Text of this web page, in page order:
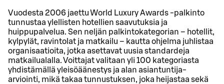
Vuodesta 2006 jaettu World Luxury Awards -palkinto
tunnustaa ylellisten hotellien saavutuksia ja
huippupalvelua. Sen neljän palkintokategorian – hotellit,
kylpylät, ravintolat ja matkailu – kautta ohjelma juhlistaa
organisaatioita, jotka asettavat uusia standardeja
matkailualalla. Voittajat valitaan yli 100 kategoriasta
yhdistämällä yleisöäänestys ja alan asiantuntija-
arviointi, mikä takaa tunnustuksen, joka heijastaa sekä